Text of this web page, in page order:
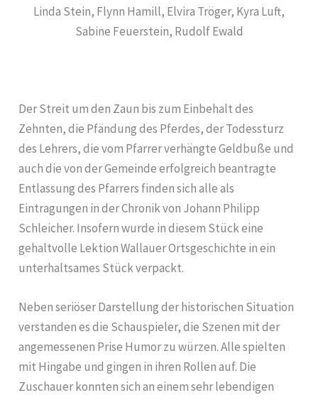
Linda Stein, Flynn Hamill, Elvira Tröger, Kyra Luft,
Sabine Feuerstein, Rudolf Ewald
Der Streit um den Zaun bis zum Einbehalt des
Zehnten, die Pfändung des Pferdes, der Todessturz
des Lehrers, die vom Pfarrer verhängte Geldbuße und
auch die von der Gemeinde erfolgreich beantragte
Entlassung des Pfarrers finden sich alle als
Eintragungen in der Chronik von Johann Philipp
Schleicher. Insofern wurde in diesem Stück eine
gehaltvolle Lektion Wallauer Ortsgeschichte in ein
unterhaltsames Stück verpackt.
Neben seriöser Darstellung der historischen Situation
verstanden es die Schauspieler, die Szenen mit der
angemessenen Prise Humor zu würzen. Alle spielten
mit Hingabe und gingen in ihren Rollen auf. Die
Zuschauer konnten sich an einem sehr lebendigen